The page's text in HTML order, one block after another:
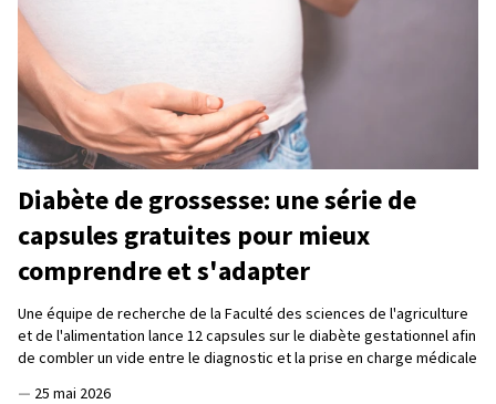
Diabète de grossesse: une série de
capsules gratuites pour mieux
comprendre et s'adapter
Une équipe de recherche de la Faculté des sciences de l'agriculture
et de l'alimentation lance 12 capsules sur le diabète gestationnel afin
de combler un vide entre le diagnostic et la prise en charge médicale
— 25 mai 2026